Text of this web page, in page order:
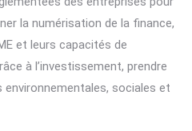
la numérisation de la finance,
et leurs capacités de
à l’investissement, prendre
sociales et